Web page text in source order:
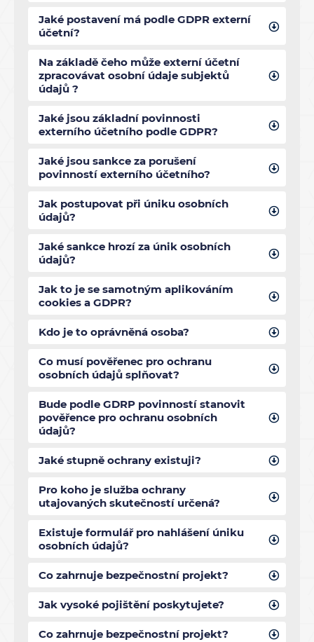
Jaké postavení má podle GDPR externí
účetní?
Na základě čeho může externí účetní
zpracovávat osobní údaje subjektů
údajů ?
Jaké jsou základní povinnosti
externího účetního podle GDPR?
Jaké jsou sankce za porušení
povinností externího účetního?
Jak postupovat při úniku osobních
údajů?
Jaké sankce hrozí za únik osobních
údajů?
Jak to je se samotným aplikováním
cookies a GDPR?
Kdo je to oprávněná osoba?
Co musí pověřenec pro ochranu
osobních údajů splňovat?
Bude podle GDRP povinností stanovit
pověřence pro ochranu osobních
údajů?
Jaké stupně ochrany existuji?
Pro koho je služba ochrany
utajovaných skutečností určená?
Existuje formulář pro nahlášení úniku
osobních údajů?
Co zahrnuje bezpečnostní projekt?
Jak vysoké pojištění poskytujete?
Co zahrnuje bezpečnostní projekt?